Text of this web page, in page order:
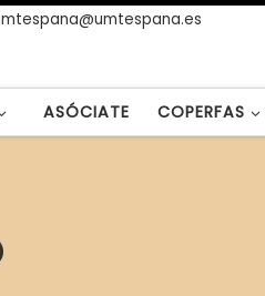
ASÓCIATE COPERFAS